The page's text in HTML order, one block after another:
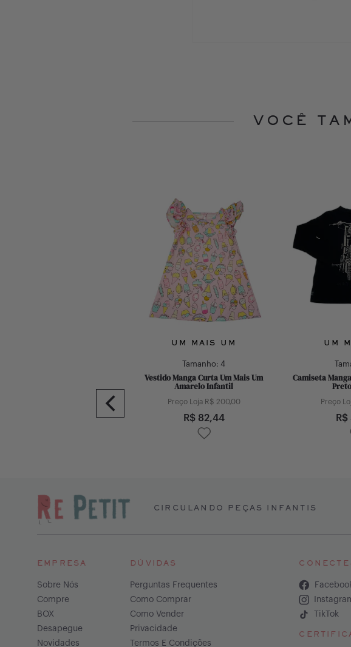
VOCÊ
UM MAIS UM
Tamanho: 4
Vestido Manga Curta Um Mais Um
Amarelo Infantil
Preço Loja R$ 200,00
R$ 82,44
UM
Camiseta
Preço
R$
CIRCULANDO PEÇAS INFANTIS
EMPRESA
Sobre Nós
Compre
BOX
Desapegue
Novidades
DÚVIDAS
Perguntas Frequentes
Como Comprar
Como Vender
Privacidade
Termos E Condições
TikTok